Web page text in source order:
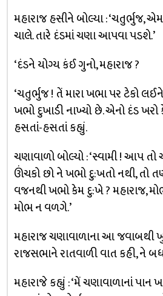
મહારાજ હસીને બોલ્યા : ‘ચતુર્ભુજ,
ચાલે. તારે દંડમાં ચણા આપવા પડશે.’
‘દંડને યોગ્ય કંઈ ગુનો, મહારાજ ?
‘ચતુર્ભુજ ! તેં મારા ખભા પર ટેકો લઈને
ખભો દુખાડી નાખ્યો છે. એનો દંડ ખરો
હસતાં-હસતાં કહ્યું.
ચણાવાળો બોલ્યો : ‘સ્વામી ! આપ
ઊંચકો છો ને ખભો દુ:ખતો નથી, તો
વજનથી ખભો કેમ દુ:ખે ? મહારાજ,
મોભ ન વળગે.’
મહારાજ ચણાવાળાના આ
રાજસભાને રાતવાળી વાત કહી, ને
મહારાજે કહ્યું : ‘મેં ચણાવાળાનાં પાન